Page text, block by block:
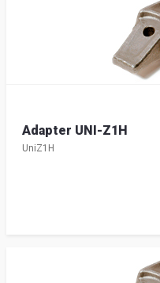
Adapter UNI-Z1H
UniZ1H